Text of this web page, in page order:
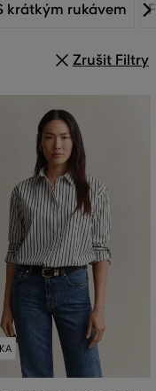
krátkým rukávem
Zrušit Filtry